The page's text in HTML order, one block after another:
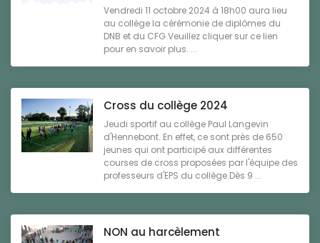
Vendredi 11 octobre 2024 à 18h00 aura lieu
au collège la cérémonie de diplômes du
DNB et du CFG.Veuillez cliquer sur ce lien
pour en savoir plus. ...
Cross du collège 2024
Jeudi sportif au collège Paul Langevin
d'Hennebont. En effet, ce sont près de 650
jeunes qui ont participé aux différentes
courses de cross proposées par l'équipe des
professeurs d'EPS du collège.Dès 9 ...
NON au harcèlement